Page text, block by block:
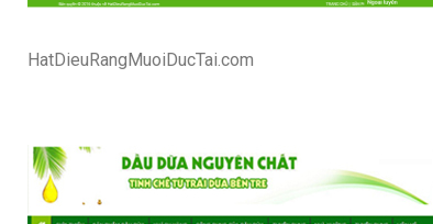
HatDieuRangMuoiDucTai.com